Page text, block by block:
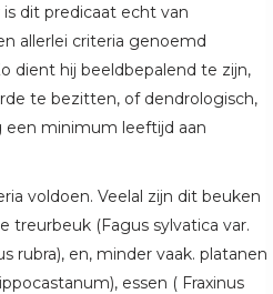
dit predicaat echt van
allerlei criteria genoemd
dient hij beeldbepalend te zijn,
te bezitten, of dendrologisch,
een minimum leeftijd aan
voldoen. Veelal zijn dit beuken
treurbeuk (Fagus sylvatica var.
rubra), en, minder vaak. platanen
essen ( Fraxinus